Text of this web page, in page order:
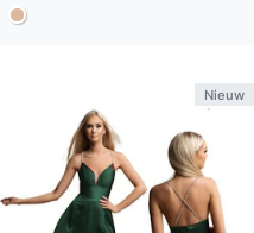
Nieuw